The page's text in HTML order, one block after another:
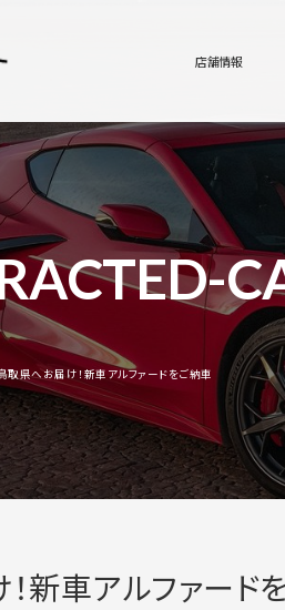
店舗情報
取県へお届け！新車アルファードをご納車
新車アルファード